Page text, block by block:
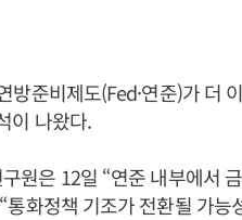
방준비제도(Fed·연준)가 더
이 나왔다.
원은 12일 “연준 내부에서
통화정책 기조가 전환될 가능